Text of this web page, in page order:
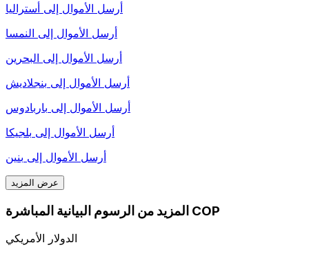
أرسل الأموال إلى أستراليا
أرسل الأموال إلى النمسا
أرسل الأموال إلى البحرين
أرسل الأموال إلى بنجلاديش
أرسل الأموال إلى باربادوس
أرسل الأموال إلى بلجيكا
أرسل الأموال إلى بنين
عرض المزيد
المزيد من الرسوم البيانية المباشرة COP
الدولار الأمريكي